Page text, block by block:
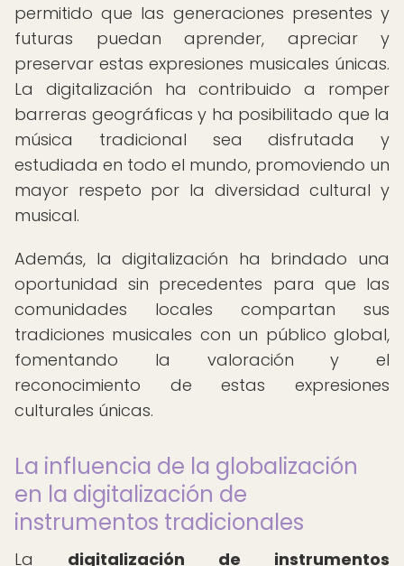
permitido que las generaciones presentes y
futuras puedan aprender, apreciar y
preservar estas expresiones musicales únicas.
La digitalización ha contribuido a romper
barreras geográficas y ha posibilitado que la
música tradicional sea disfrutada y
estudiada en todo el mundo, promoviendo un
mayor respeto por la diversidad cultural y
musical.
Además, la digitalización ha brindado una
oportunidad sin precedentes para que las
comunidades locales compartan sus
tradiciones musicales con un público global,
fomentando la valoración y el
reconocimiento de estas expresiones
culturales únicas.
La influencia de la globalización
en la digitalización de
instrumentos tradicionales
La digitalización de instrumentos